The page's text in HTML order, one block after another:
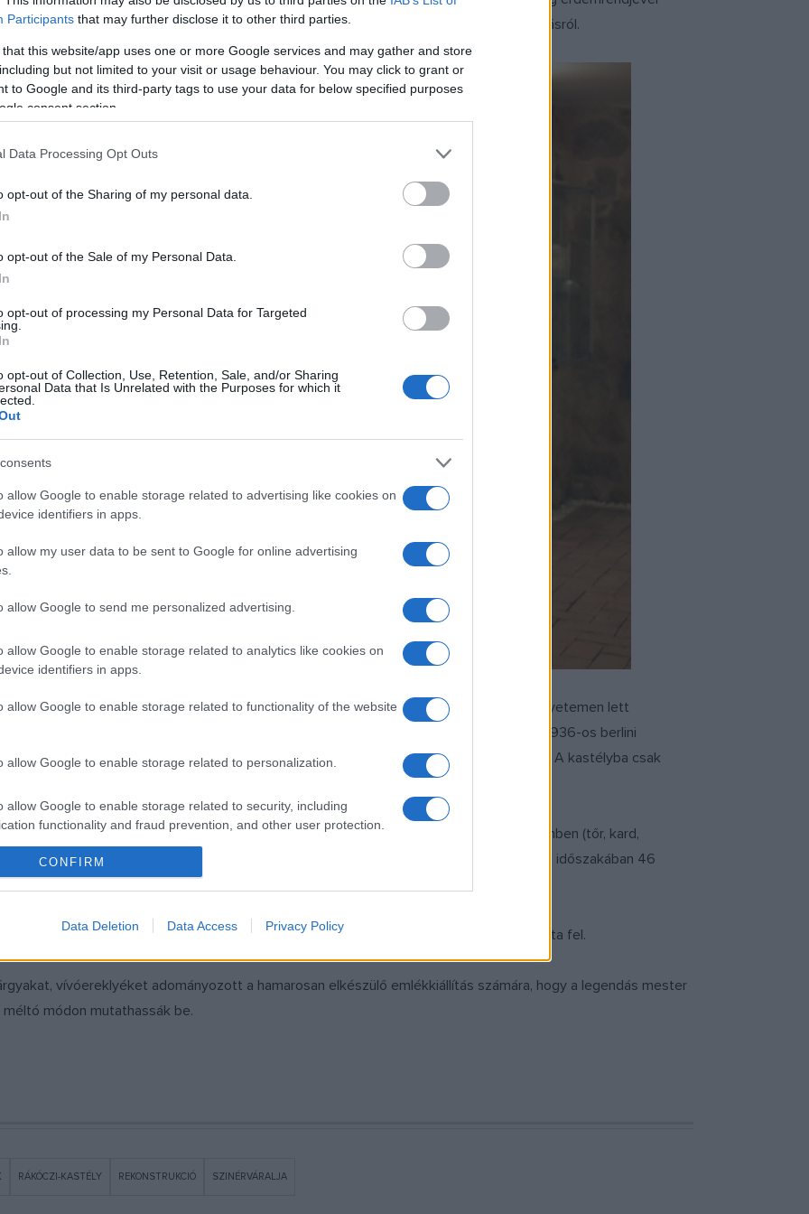
Participants that may further disclose it to other third parties.
that this website/app uses one or more Google services and may gather and store
but not limited to your visit or usage behaviour. You may click to grant or
to Google and its third-party tags to use your data for below specified purposes
consent section.
Data Processing Opt Outs
opt-out of the Sharing of my personal data.
opt-out of the Sale of my Personal Data.
opt-out of processing my Personal Data for Targeted
opt-out of Collection, Use, Retention, Sale, and/or Sharing
Data that Is Unrelated with the Purposes for which it
allow Google to enable storage related to advertising like cookies on
identifiers in apps.
allow my user data to be sent to Google for online advertising
allow Google to send me personalized advertising.
allow Google to enable storage related to analytics like cookies on
identifiers in apps.
allow Google to enable storage related to functionality of the website
allow Google to enable storage related to personalization.
allow Google to enable storage related to security, including
functionality and fraud prevention, and other user protection.
CONFIRM
Data Deletion Data Access Privacy Policy
volt. A pincében az akadémia segítségével kiállítás nyílik Bay sportsikereiről és a vívásról.
A debreceni református kollégiumi évek után Budapesten, a Pázmány Péter Egyetemen lett
a vívás mellett. Két olimpián, 1936-ban és 1948-ban szerepelt magyar színekben. Az 1936-os berlini
mivel román állampolgárként magyar színekben versenyzett az olimpián. A kastélyba csak
vissza. Szülőhelyétől 1944-ben kellett végleg elbúcsúznia.
magáról, hogy egyazon olimpián (1972-ben Münchenben) mind a három fegyvernemben (tőr, kard,
A magyar vívósportnak ő volt leghosszabb ideig a szövetségi kapitánya, és vezetői időszakában 46
és a világbajnokságokról.
Kamuthy Jenő, a Nemzetközi Fair Play Bizottság elnöke, a Nemzet Sportolója avatta fel.
vívóereklyéket adományozott a hamarosan elkészülő emlékkiállítás számára, hogy a legendás mester
módon mutathassák be.
RÁKÓCZI-KASTÉLY REKONSTRUKCIÓ SZINÉRVÁRALJA